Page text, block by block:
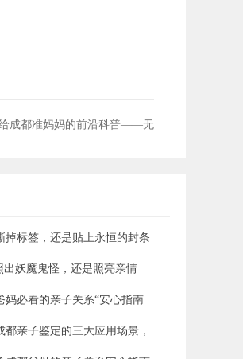
成都准妈妈的前沿科普——无
标签，还是贴上永恒的封条
出妖魔鬼怪，还是照亮亲情
必看的亲子关系“安心指南
都亲子鉴定的三大应用场景，